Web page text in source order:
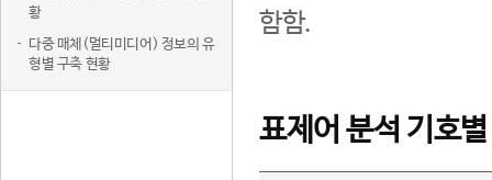
황
다중 매체(멀티미디어) 정보의 유
형별 구축 현황
함함.
표제어 분석 기호